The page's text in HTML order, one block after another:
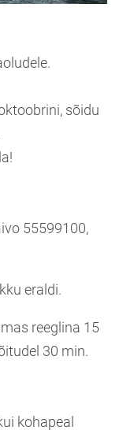
sõidu
55599100,
eraldi.
reeglina 15
30 min.
kohapeal